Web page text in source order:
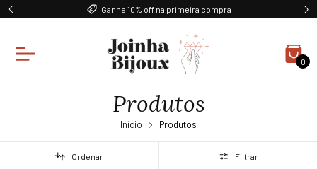
Ganhe 10% off na primeira compra
0
Produtos
Início Produtos
Ordenar Filtrar